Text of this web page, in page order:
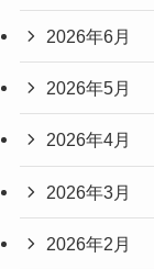
2026年6月
2026年5月
2026年4月
2026年3月
2026年2月